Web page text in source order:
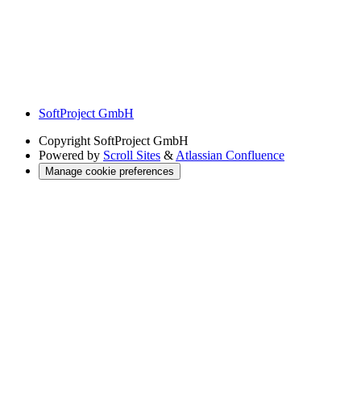
SoftProject GmbH
Copyright SoftProject GmbH
Powered by Scroll Sites & Atlassian Confluence
Manage cookie preferences